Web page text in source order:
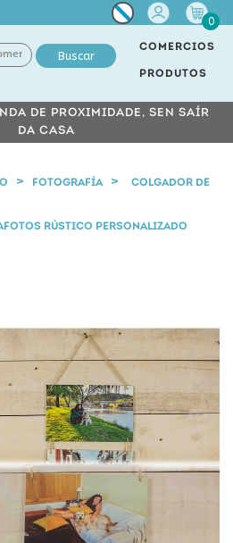
Miña
conta
0
Buscar
COMERCIOS
PRODUTOS
DE PROXIMIDADE, SEN SAÍR
DA CASA
FOTOGRAFÍA COLGADOR DE
RÚSTICO PERSONALIZADO